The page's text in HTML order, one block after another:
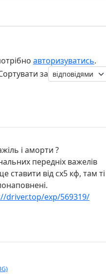
авторизуватись.
за
і аморти ?
передніх важелів
ставити від сх5 кф, там ті
driver.top/exp/569319/